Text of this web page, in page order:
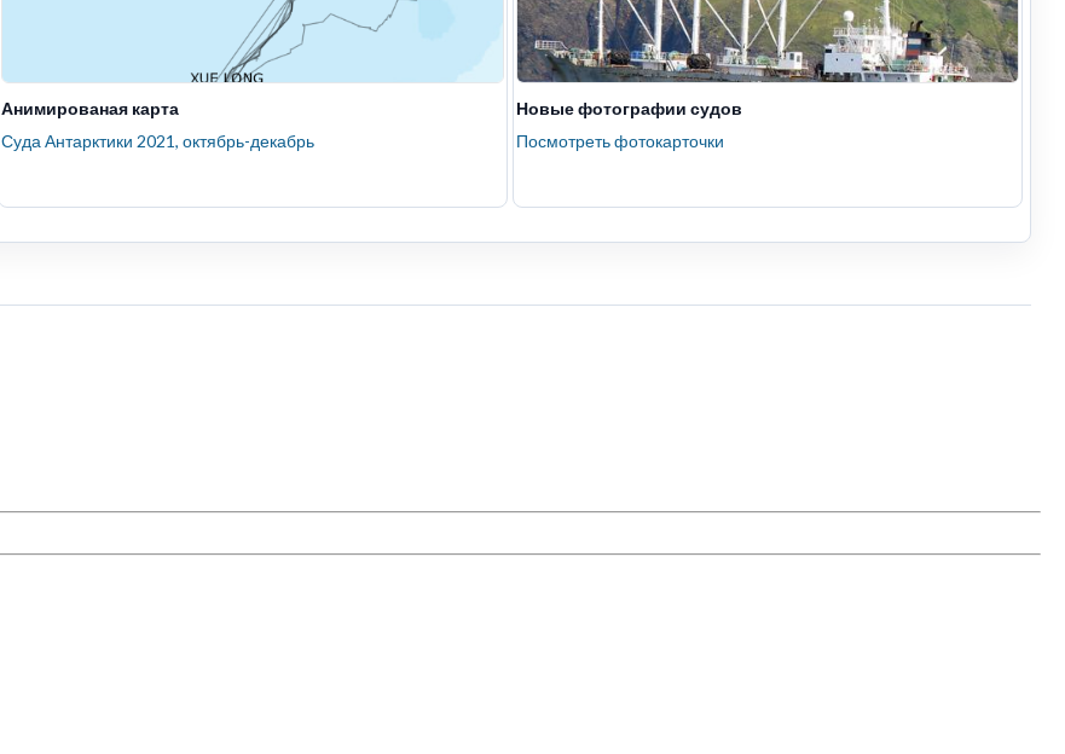
Анимированая карта
Суда Антарктики 2021, октябрь-декабрь
Новые фотографии судов
Посмотреть фотокарточки